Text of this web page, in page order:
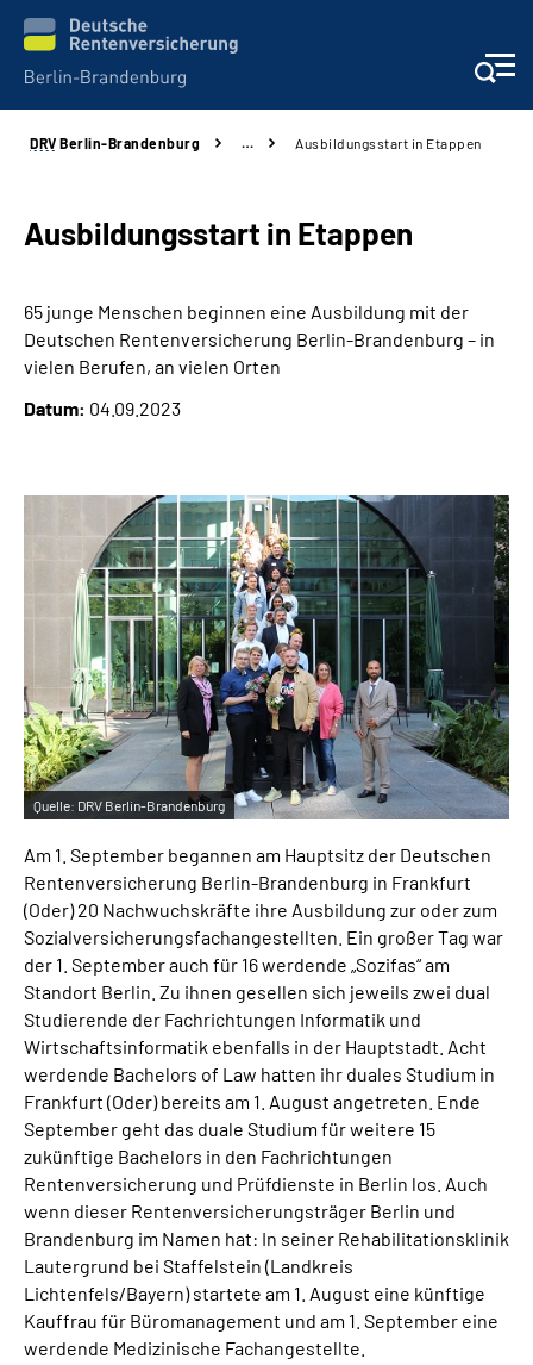
Aktuelles
Services
Presse
Über uns
Inhalte in Gebärdensprache (DGS)
Leichte Sprache
Suche
Mein Kundenportal
DRV Berlin-Brandenburg … Ausbildungsstart in Etappen
Ausbildungsstart in Etappen
65 junge Menschen beginnen eine Ausbildung mit der
Deutschen Rentenversicherung Berlin-Brandenburg – in
vielen Berufen, an vielen Orten
Datum: 04.09.2023
Quelle: DRV Berlin-Brandenburg
Am 1. September begannen am Hauptsitz der Deutschen
Rentenversicherung Berlin-Brandenburg in Frankfurt
(Oder) 20 Nachwuchskräfte ihre Ausbildung zur oder zum
Sozialversicherungsfachangestellten. Ein großer Tag war
der 1. September auch für 16 werdende „Sozifas“ am
Standort Berlin. Zu ihnen gesellen sich jeweils zwei dual
Studierende der Fachrichtungen Informatik und
Wirtschaftsinformatik ebenfalls in der Hauptstadt. Acht
werdende Bachelors of Law hatten ihr duales Studium in
Frankfurt (Oder) bereits am 1. August angetreten. Ende
September geht das duale Studium für weitere 15
zukünftige Bachelors in den Fachrichtungen
Rentenversicherung und Prüfdienste in Berlin los. Auch
wenn dieser Rentenversicherungsträger Berlin und
Brandenburg im Namen hat: In seiner Rehabilitationsklinik
Lautergrund bei Staffelstein (Landkreis
Lichtenfels/Bayern) startete am 1. August eine künftige
Kauffrau für Büromanagement und am 1. September eine
werdende Medizinische Fachangestellte.